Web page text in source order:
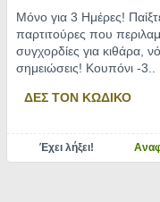
Μόνο για 3 Ημέρες!
παρτιτούρες που
συγχορδίες για κιθάρα,
σημειώσεις! Κουπόνι -3
ΔΕΣ ΤΟΝ ΚΩΔΙΚΟ
Έχει λήξει!